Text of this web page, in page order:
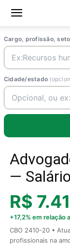
Cargo, profissão,
Cidade/estado
—
R$
+17,2% em relação
CBO 2410-20 •
profissionais na